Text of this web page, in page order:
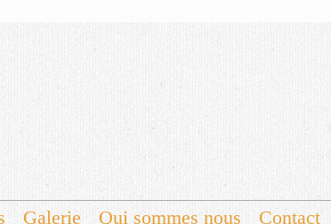
Galerie Qui sommes nous Contact